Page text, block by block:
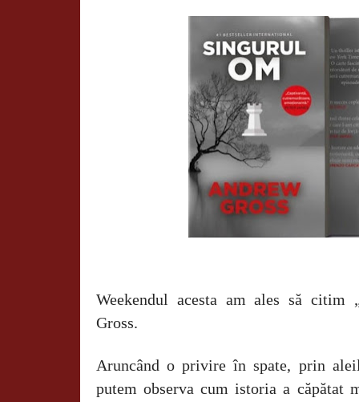
Weekendul acesta am ales să citim
Gross.
Aruncând o privire în spate, prin
putem observa cum istoria a căpătat